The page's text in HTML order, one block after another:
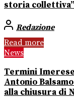
storia collettiva”
Redazione
Read more
News
Termini
Antonio
alla chiusura di